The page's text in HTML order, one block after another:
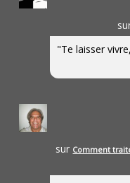
"Te laisser
sur Comment